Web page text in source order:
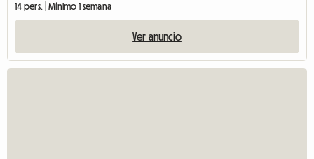
14 pers. | Mínimo 1 semana
Ver anuncio